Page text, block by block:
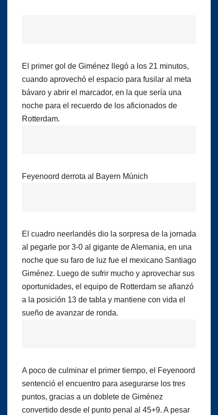
El primer gol de Giménez llegó a los 21 minutos,
cuando aprovechó el espacio para fusilar al meta
bávaro y abrir el marcador, en la que sería una
noche para el recuerdo de los aficionados de
Rotterdam.
Feyenoord derrota al Bayern Múnich
El cuadro neerlandés dio la sorpresa de la jornada
al pegarle por 3-0 al gigante de Alemania, en una
noche que su faro de luz fue el mexicano Santiago
Giménez. Luego de sufrir mucho y aprovechar sus
oportunidades, el equipo de Rotterdam se afianzó
a la posición 13 de tabla y mantiene con vida el
sueño de avanzar de ronda.
A poco de culminar el primer tiempo, el Feyenoord
sentenció el encuentro para asegurarse los tres
puntos, gracias a un doblete de Giménez
convertido desde el punto penal al 45+9. A pesar